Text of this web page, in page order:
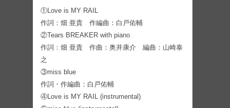
①Love is MY RAIL
作詞：畑 亜貴 作編曲：白戸佑輔
②Tears BREAKER with piano
作詞：畑 亜貴 作曲：奥井康介 編曲：山崎泰
之
③miss blue
作詞・作編曲：白戸佑輔
④Love is MY RAIL (instrumental)